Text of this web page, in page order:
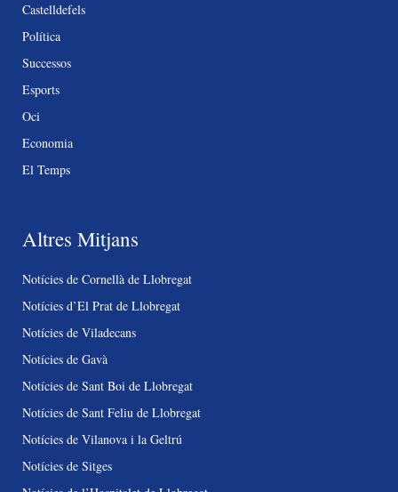
Castelldefels
Política
Successos
Esports
Oci
Economia
El Temps
Altres Mitjans
Notícies de Cornellà de Llobregat
Notícies d’El Prat de Llobregat
Notícies de Viladecans
Notícies de Gavà
Notícies de Sant Boi de Llobregat
Notícies de Sant Feliu de Llobregat
Notícies de Vilanova i la Geltrú
Notícies de Sitges